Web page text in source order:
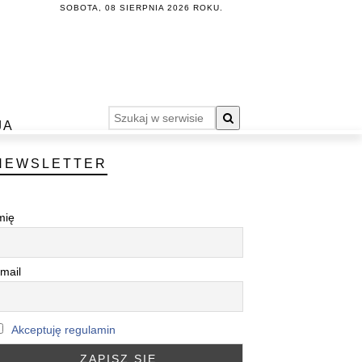
SOBOTA, 08 SIERPNIA 2026 ROKU.
Akceptuję regulamin